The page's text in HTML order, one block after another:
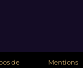
de
Mentions